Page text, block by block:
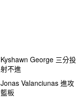
Jonas Valanciunas 進攻
籃板
Kyshawn George 三分投
射不進